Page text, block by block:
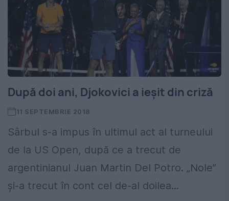
După doi ani, Djokovici a ieșit din criză
11 SEPTEMBRIE 2018
Sârbul s-a impus în ultimul act al turneului
de la US Open, după ce a trecut de
argentinianul Juan Martin Del Potro. „Nole”
și-a trecut în cont cel de-al doilea...